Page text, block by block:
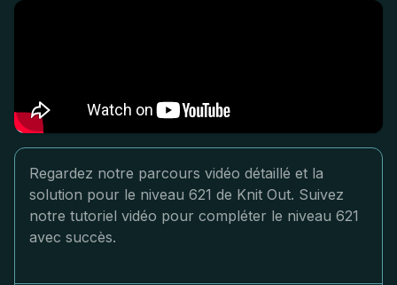
Regardez notre parcours vidéo détaillé et la
solution pour le niveau 621 de Knit Out. Suivez
notre tutoriel vidéo pour compléter le niveau 621
avec succès.